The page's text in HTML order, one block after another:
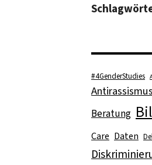
#4GenderStudies
Antirassismus
Beratung
Care Daten